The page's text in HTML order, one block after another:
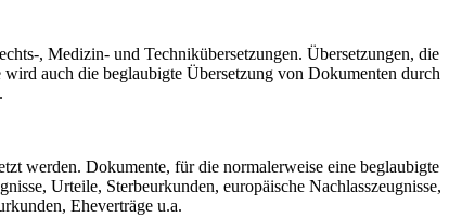
, Medizin- und Technikübersetzungen. Übersetzungen, die
auch die beglaubigte Übersetzung von Dokumenten durch
werden. Dokumente, für die normalerweise eine beglaubigte
Urteile, Sterbeurkunden, europäische Nachlasszeugnisse,
Eheverträge u.a.